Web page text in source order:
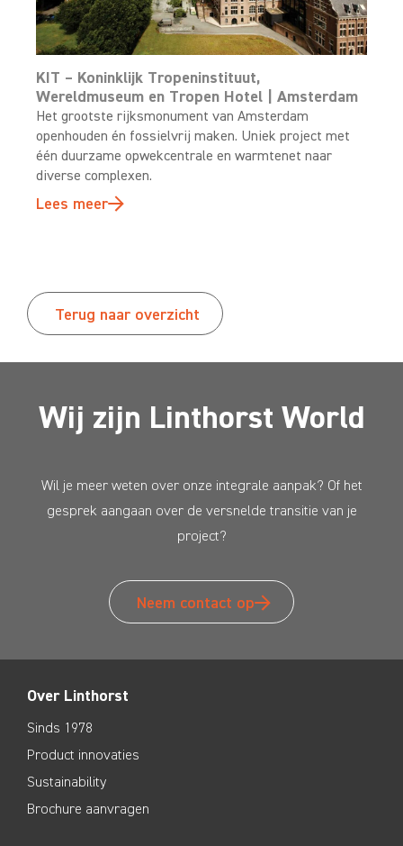
KIT – Koninklijk Tropeninstituut,
Wereldmuseum en Tropen Hotel | Amsterdam
Het grootste rijksmonument van Amsterdam
openhouden én fossielvrij maken. Uniek project met
één duurzame opwekcentrale en warmtenet naar
diverse complexen.
Lees meer
Terug naar overzicht
Wij zijn Linthorst World
Wil je meer weten over onze integrale aanpak? Of het
gesprek aangaan over de versnelde transitie van je
project?
Neem contact op
Over Linthorst
Sinds 1978
Product innovaties
Sustainability
Brochure aanvragen